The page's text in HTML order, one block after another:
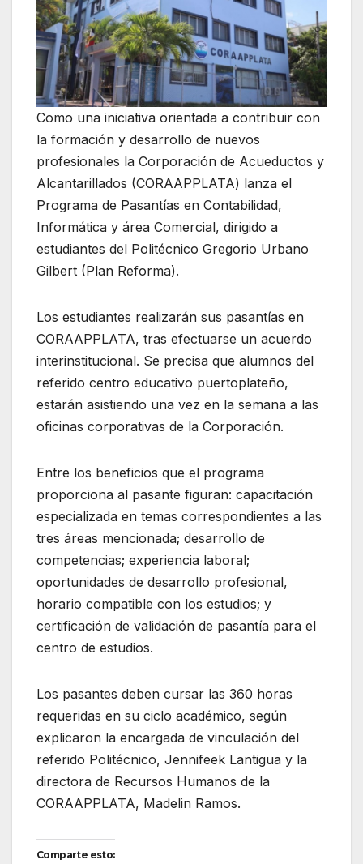
Como una iniciativa orientada a contribuir con
la formación y desarrollo de nuevos
profesionales la Corporación de Acueductos y
Alcantarillados (CORAAPPLATA) lanza el
Programa de Pasantías en Contabilidad,
Informática y área Comercial, dirigido a
estudiantes del Politécnico Gregorio Urbano
Gilbert (Plan Reforma).
Los estudiantes realizarán sus pasantías en
CORAAPPLATA, tras efectuarse un acuerdo
interinstitucional. Se precisa que alumnos del
referido centro educativo puertoplateño,
estarán asistiendo una vez en la semana a las
oficinas corporativas de la Corporación.
Entre los beneficios que el programa
proporciona al pasante figuran: capacitación
especializada en temas correspondientes a las
tres áreas mencionada; desarrollo de
competencias; experiencia laboral;
oportunidades de desarrollo profesional,
horario compatible con los estudios; y
certificación de validación de pasantía para el
centro de estudios.
Los pasantes deben cursar las 360 horas
requeridas en su ciclo académico, según
explicaron la encargada de vinculación del
referido Politécnico, Jennifeek Lantigua y la
directora de Recursos Humanos de la
CORAAPPLATA, Madelin Ramos.
Comparte esto: